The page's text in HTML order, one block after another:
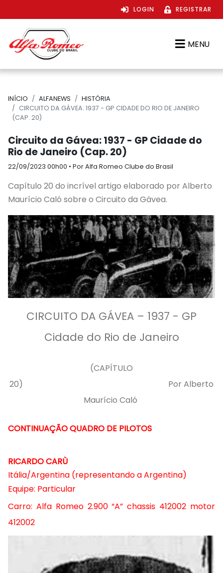
LOGIN REGISTRAR
MENU
INÍCIO ALFANEWS
HISTÓRIA
CIRCUITO DA GÁVEA: 1937 - GP CIDADE DO RIO DE JANEIRO
(CAP. 20)
Circuito da Gávea: 1937 - GP Cidade do
Rio de Janeiro (Cap. 20)
22/09/2023 00h00 • Por Alfa Romeo Clube do Brasil
Capítulo 20 do incrível artigo elaborado por Alberto
Maurício Caló sobre o Circuito da Gávea.
CIRCUITO DA GÁVEA – 1937 - GP
Cidade do Rio de Janeiro
(CAPÍTULO
20) Por Alberto
Maurício Caló
CONTINUAÇÃO QUADRO DE PILOTOS
RICARDO CARÙ
Itália/Argentina (representando a Argentina)
Equipe: Particular
Carro: Alfa Romeo 2.900 “A” chassis 412002 motor
412002
×